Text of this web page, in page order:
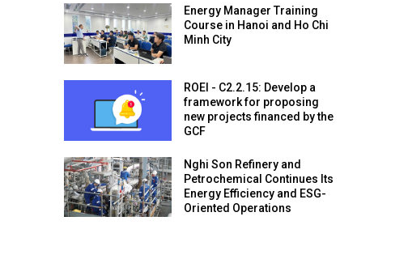
Energy Manager Training
Course in Hanoi and Ho Chi
Minh City
ROEI - C2.2.15: Develop a
framework for proposing
new projects financed by the
GCF
Nghi Son Refinery and
Petrochemical Continues Its
Energy Efficiency and ESG-
Oriented Operations